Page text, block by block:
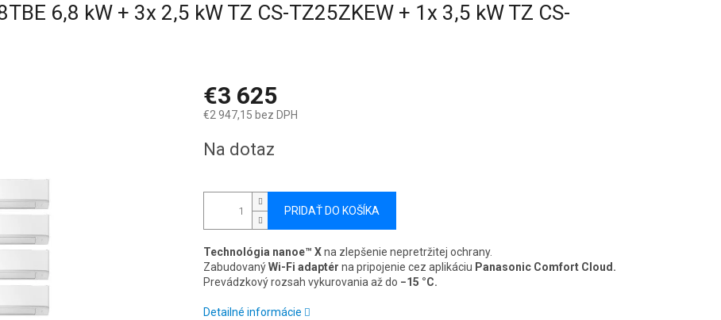
6,8 kW + 3x 2,5 kW TZ CS-TZ25ZKEW + 1x 3,5 kW TZ CS-
€3 625
€2 947,15 bez DPH
cena:
Na dotaz
PRIDAŤ DO KOŠÍKA
Technológia nanoe™ Xna zlepšenie nepretržitej ochrany.
ZabudovanýWi-Fi adaptér na pripojenie cez aplikáciu Panasonic Comfort Cloud.
Prevádzkový rozsah vykurovania až do −15 °C.
Detailné informácie